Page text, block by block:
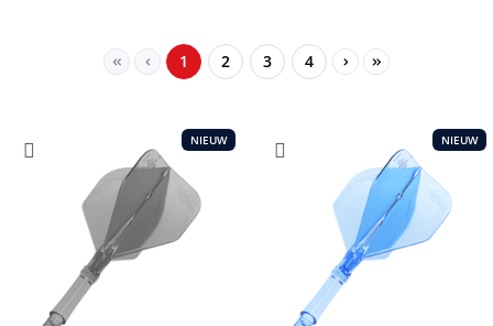
Seite
1 Seite
2 Seite
3 Seite
4
NIEUW NIEUW